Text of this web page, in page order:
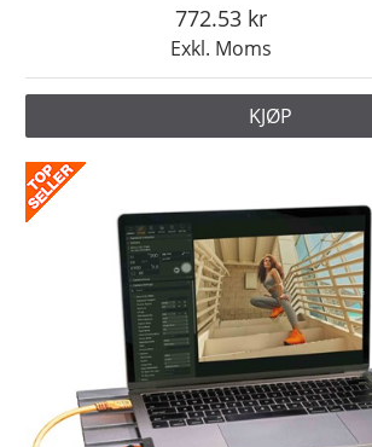
Exkl. Moms
772.53
KJØP